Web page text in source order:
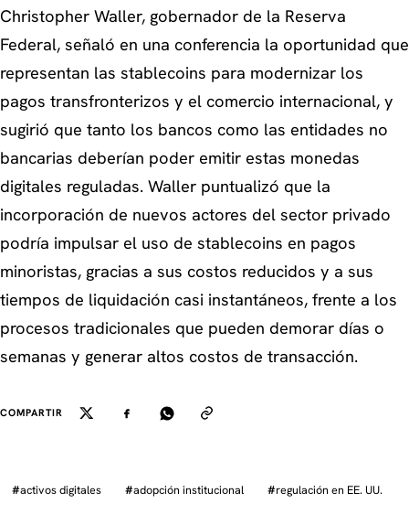
Christopher Waller, gobernador de la Reserva
Federal, señaló en una conferencia la oportunidad que
representan las stablecoins para modernizar los
pagos transfronterizos y el comercio internacional, y
sugirió que tanto los bancos como las entidades no
bancarias deberían poder emitir estas monedas
digitales reguladas. Waller puntualizó que la
incorporación de nuevos actores del sector privado
podría impulsar el uso de stablecoins en pagos
minoristas, gracias a sus costos reducidos y a sus
tiempos de liquidación casi instantáneos, frente a los
procesos tradicionales que pueden demorar días o
semanas y generar altos costos de transacción.
COMPARTIR
#activos digitales #adopción institucional #regulación en EE. UU.